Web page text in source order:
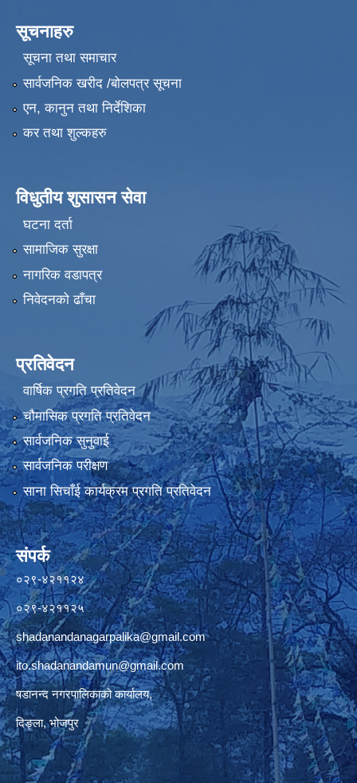
सूचनाहरु
सूचना तथा समाचार
सार्वजनिक खरीद /बोलपत्र सूचना
एन, कानुन तथा निर्देशिका
कर तथा शुल्कहरु
विधुतीय शुसासन सेवा
घटना दर्ता
सामाजिक सुरक्षा
नागरिक वडापत्र
निवेदनको ढाँचा
प्रतिवेदन
वार्षिक प्रगति प्रतिवेदन
चौमासिक प्रगति प्रतिवेदन
सार्वजनिक सुनुवाई
सार्वजनिक परीक्षण
साना सिचाँई कार्यक्रम प्रगति प्रतिवेदन
संपर्क
०२९-४२११२४
०२९-४२११२५
shadanandanagarpalika@gmail.com
ito.shadanandamun@gmail.com
षडानन्द नगरपालिकाको कार्यालय,
दिङ्ला, भोजपुर